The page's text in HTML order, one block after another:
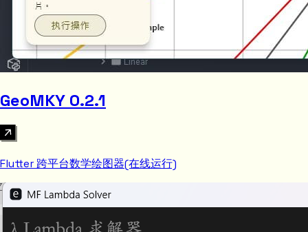
GeoMKY 0.2.1
Flutter 跨平台数学绘图器(在线运行)